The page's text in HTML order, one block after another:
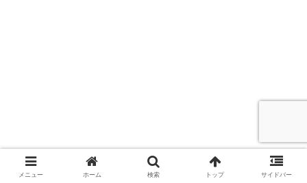
メニュー ホーム 検索 トップ サイドバー